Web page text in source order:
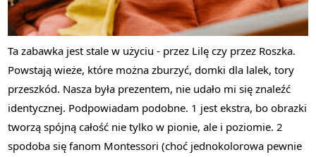
Ta zabawka jest stale w użyciu - przez Lilę czy przez Roszka.
Powstają wieże, które można zburzyć, domki dla lalek, tory
przeszkód. Nasza była prezentem, nie udało mi się znaleźć
identycznej. Podpowiadam podobne. 1 jest ekstra, bo obrazki
tworzą spójną całość nie tylko w pionie, ale i poziomie. 2
spodoba się fanom Montessori (choć jednokolorowa pewnie